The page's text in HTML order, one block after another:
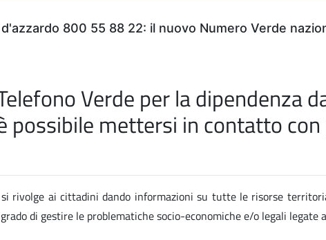
800 55 88 22: il nuovo Numero Verde
Verde per la dipendenza
possibile mettersi in contatto
si rivolge ai cittadini dando informazioni su tutte le risorse
di gestire le problematiche socio-economiche e/o legali